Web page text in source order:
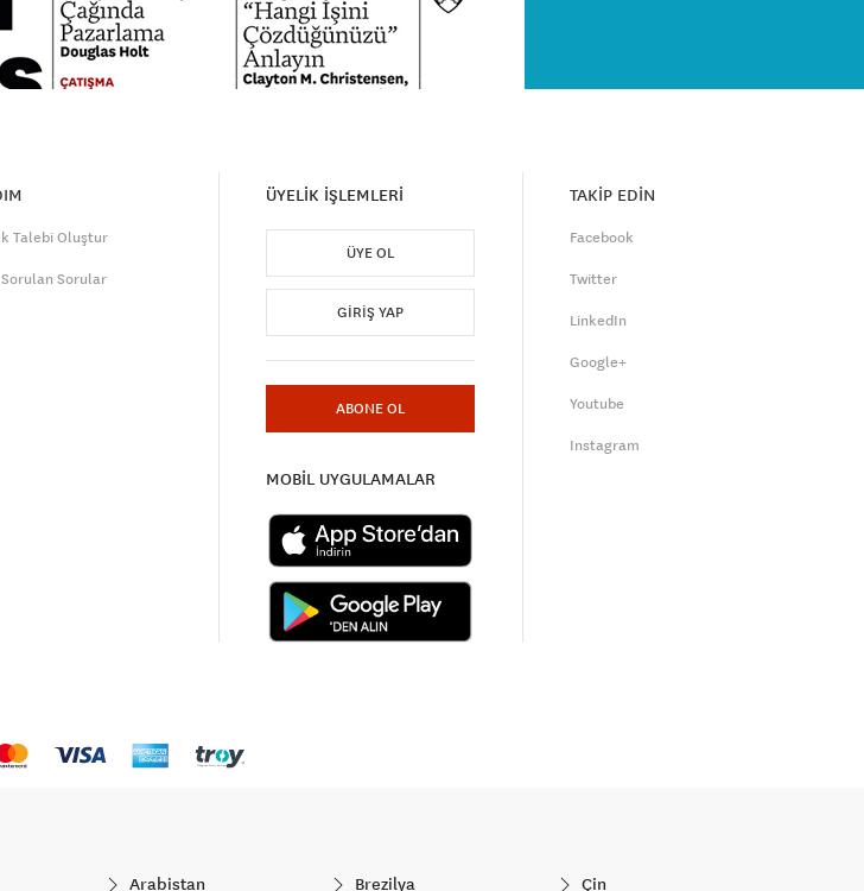
Talebi Oluştur
Sorulan Sorular
ÜYELİK İŞLEMLERİ
ÜYE OL
GIRIŞ YAP
ABONE OL
MOBİL UYGULAMALAR
TAKİP EDİN
Facebook
Twitter
LinkedIn
Google+
Youtube
Instagram
Arabistan Brezilya Çin